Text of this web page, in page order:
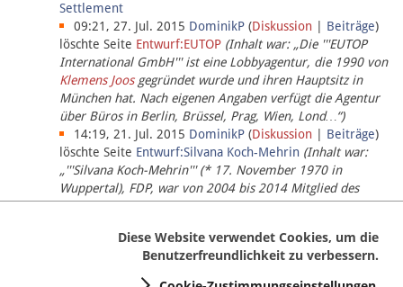
ImpressumSettlement
09:21, 27. Jul. 2015 DominikP (Diskussion Beiträge)
löschte Seite Entwurf:EUTOP (Inhalt war: „Die '''EUTOP
International GmbH''' ist eine Lobbyagentur, die 1990 von
Klemens Joosgegründet wurde und ihren Hauptsitz in
München hat. Nach eigenen Angaben verfügt die Agentur
über Büros in Berlin, Brüssel, Prag, Wien, Lond…“)
14:19, 21. Jul. 2015 DominikP (Diskussion Beiträge)
löschte Seite Entwurf:Silvana Koch-Mehrin (Inhalt war:
„'''Silvana Koch-Mehrin''' (* 17. November 1970 in
Wuppertal), FDP, war von 2004 bis 2014 Mitglied des
Europäischen Parlaments, seit November 2014 ist sie für
Diese Website verwendet Cookies, um die
Benutzerfreundlichkeit zu verbessern.